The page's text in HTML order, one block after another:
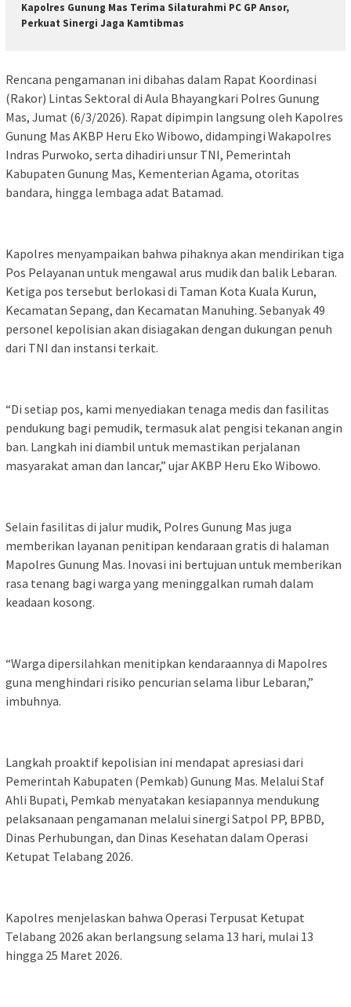
Kapolres Gunung Mas Terima Silaturahmi PC GP Ansor,
Perkuat Sinergi Jaga Kamtibmas
Rencana pengamanan ini dibahas dalam Rapat Koordinasi
(Rakor) Lintas Sektoral di Aula Bhayangkari Polres Gunung
Mas, Jumat (6/3/2026). Rapat dipimpin langsung oleh Kapolres
Gunung Mas AKBP Heru Eko Wibowo, didampingi Wakapolres
Indras Purwoko, serta dihadiri unsur TNI, Pemerintah
Kabupaten Gunung Mas, Kementerian Agama, otoritas
bandara, hingga lembaga adat Batamad.
Kapolres menyampaikan bahwa pihaknya akan mendirikan tiga
Pos Pelayanan untuk mengawal arus mudik dan balik Lebaran.
Ketiga pos tersebut berlokasi di Taman Kota Kuala Kurun,
Kecamatan Sepang, dan Kecamatan Manuhing. Sebanyak 49
personel kepolisian akan disiagakan dengan dukungan penuh
dari TNI dan instansi terkait.
“Di setiap pos, kami menyediakan tenaga medis dan fasilitas
pendukung bagi pemudik, termasuk alat pengisi tekanan angin
ban. Langkah ini diambil untuk memastikan perjalanan
masyarakat aman dan lancar,” ujar AKBP Heru Eko Wibowo.
Selain fasilitas di jalur mudik, Polres Gunung Mas juga
memberikan layanan penitipan kendaraan gratis di halaman
Mapolres Gunung Mas. Inovasi ini bertujuan untuk memberikan
rasa tenang bagi warga yang meninggalkan rumah dalam
keadaan kosong.
“Warga dipersilahkan menitipkan kendaraannya di Mapolres
guna menghindari risiko pencurian selama libur Lebaran,”
imbuhnya.
Langkah proaktif kepolisian ini mendapat apresiasi dari
Pemerintah Kabupaten (Pemkab) Gunung Mas. Melalui Staf
Ahli Bupati, Pemkab menyatakan kesiapannya mendukung
pelaksanaan pengamanan melalui sinergi Satpol PP, BPBD,
Dinas Perhubungan, dan Dinas Kesehatan dalam Operasi
Ketupat Telabang 2026.
Kapolres menjelaskan bahwa Operasi Terpusat Ketupat
Telabang 2026 akan berlangsung selama 13 hari, mulai 13
hingga 25 Maret 2026.